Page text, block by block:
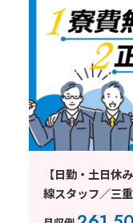
【日勤・土日休
線スタッフ／三